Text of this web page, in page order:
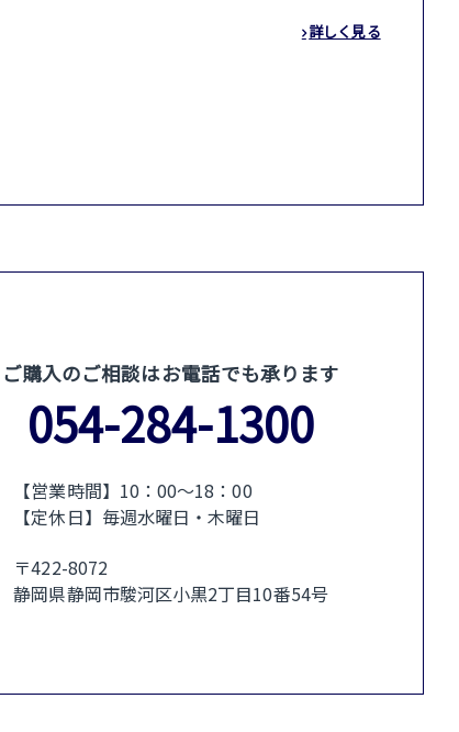
詳しく見る
ご購入のご相談はお電話でも承ります
054-284-1300
【営業時間】10：00〜18：00
【定休日】毎週水曜日・木曜日
〒422-8072
静岡県静岡市駿河区小黒2丁目10番54号